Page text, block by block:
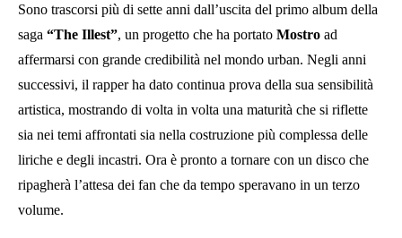
Sono trascorsi più di sette anni dall’uscita del primo album della
saga “The Illest”, un progetto che ha portato Mostro ad
affermarsi con grande credibilità nel mondo urban. Negli anni
successivi, il rapper ha dato continua prova della sua sensibilità
artistica, mostrando di volta in volta una maturità che si riflette
sia nei temi affrontati sia nella costruzione più complessa delle
liriche e degli incastri. Ora è pronto a tornare con un disco che
ripagherà l’attesa dei fan che da tempo speravano in un terzo
volume.